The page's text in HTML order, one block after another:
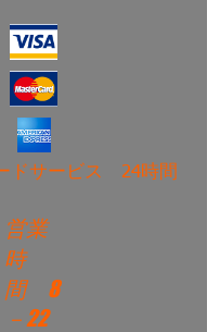
ドサービス 24時間
営業
時
間
8
－22